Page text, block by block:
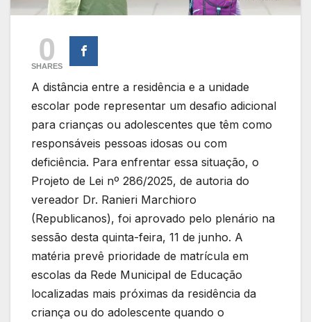
0
SHARES
A distância entre a residência e a unidade
escolar pode representar um desafio adicional
para crianças ou adolescentes que têm como
responsáveis pessoas idosas ou com
deficiência. Para enfrentar essa situação, o
Projeto de Lei nº 286/2025, de autoria do
vereador Dr. Ranieri Marchioro
(Republicanos), foi aprovado pelo plenário na
sessão desta quinta-feira, 11 de junho. A
matéria prevê prioridade de matrícula em
escolas da Rede Municipal de Educação
localizadas mais próximas da residência da
criança ou do adolescente quando o